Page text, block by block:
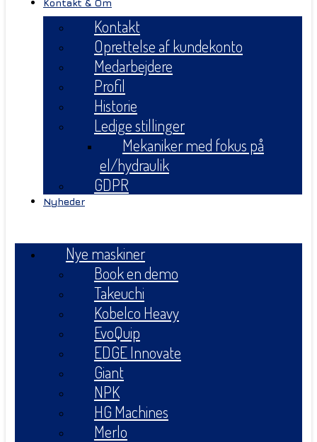
Kontakt & Om
Kontakt
Oprettelse af kundekonto
Medarbejdere
Profil
Historie
Ledige stillinger
Mekaniker med fokus på
el/hydraulik
GDPR
Nyheder
Nye maskiner
Book en demo
Takeuchi
Kobelco Heavy
EvoQuip
EDGE Innovate
Giant
NPK
HG Machines
Merlo